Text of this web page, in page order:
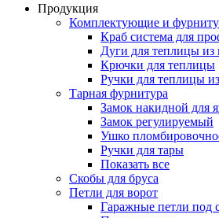
Продукция
Комплектующие и
Краб система для
Дуги для теплицы
Крючки для теплицы
Ручки для теплицы
Тарная фурнитура
Замок накидной для
Замок регулируемый
Ушко
Ручки для тары
Показать все
Скобы для бруса
Петли для ворот
Гаражные петли под